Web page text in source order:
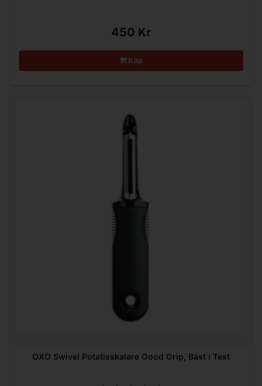
450 Kr
Köp
OXO Swivel Potatisskalare Good Grip, Bäst i Test